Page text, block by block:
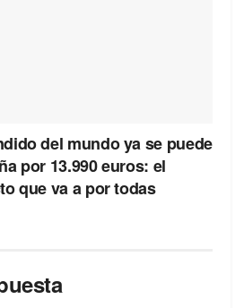
del mundo ya se puede
por 13.990 euros: el
que va a por todas